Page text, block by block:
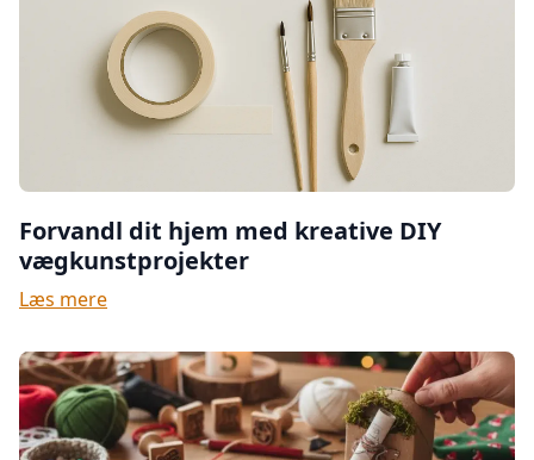
Forvandl dit hjem med kreative DIY
vægkunstprojekter
Læs mere